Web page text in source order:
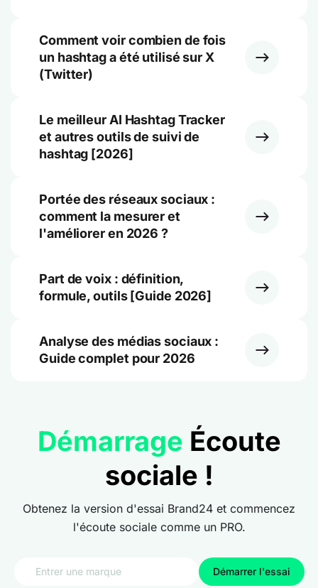
Comment voir combien de fois
un hashtag a été utilisé sur X
(Twitter)
Le meilleur AI Hashtag Tracker
et autres outils de suivi de
hashtag [2026]
Portée des réseaux sociaux :
comment la mesurer et
l'améliorer en 2026 ?
Part de voix : définition,
formule, outils [Guide 2026]
Analyse des médias sociaux :
Guide complet pour 2026
Démarrage Écoute
sociale !
Obtenez la version d'essai Brand24 et commencez
l'écoute sociale comme un PRO.
Démarrer l'essai